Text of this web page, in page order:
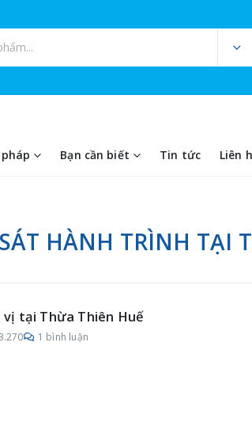
Bạn cần biết Tin tức Liên
HÀNH TRÌNH TẠI
tại Thừa Thiên Huế
1 bình luận